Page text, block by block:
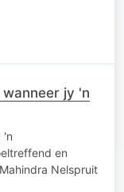
wanneer jy 'n
'n
en
Nelspruit